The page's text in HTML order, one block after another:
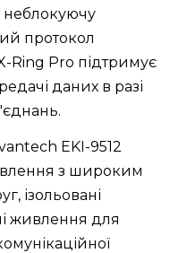
неблокуючу
протокол
Ring Pro підтримує
даних в разі
EKI-9512
з широким
ізольовані
живлення для